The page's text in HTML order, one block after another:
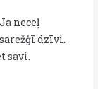
neceļ
dzīvi.
savi.